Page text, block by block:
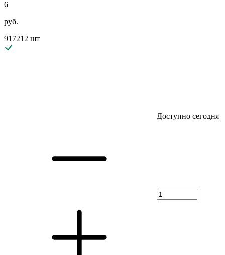
6
руб.
917212 шт
Доступно сегодня